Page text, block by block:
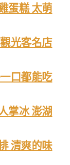
蛋糕 太萌
光客名店
口都能吃
掌冰 澎湖
清爽的味